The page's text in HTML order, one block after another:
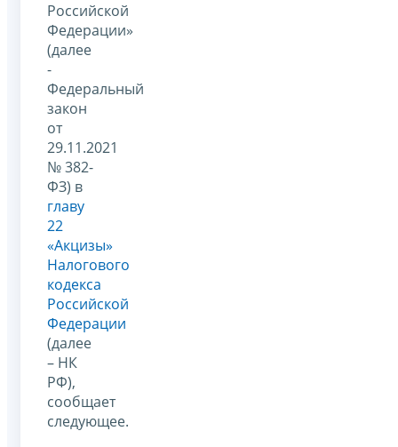
Российской
Федерации»
(далее
-
Федеральный
закон
от
29.11.2021
№ 382-
ФЗ) в
главу
22
«Акцизы»
Налогового
кодекса
Российской
Федерации
(далее
– НК
РФ),
сообщает
следующее.